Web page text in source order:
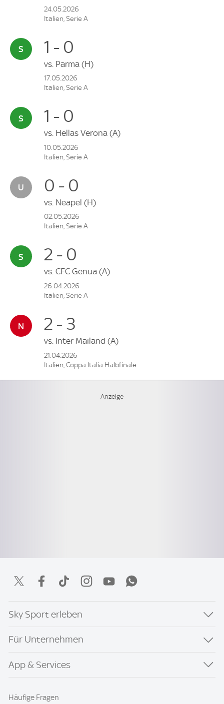
24.05.2026
Italien, Serie A
1 - 0
vs. Parma (H)
17.05.2026
Italien, Serie A
1 - 0
vs. Hellas Verona (A)
10.05.2026
Italien, Serie A
0 - 0
vs. Neapel (H)
02.05.2026
Italien, Serie A
2 - 0
vs. CFC Genua (A)
26.04.2026
Italien, Serie A
2 - 3
vs. Inter Mailand (A)
21.04.2026
Italien, Coppa Italia Halbfinale
Sky Sport erleben
Für Unternehmen
App & Services
Häufige Fragen